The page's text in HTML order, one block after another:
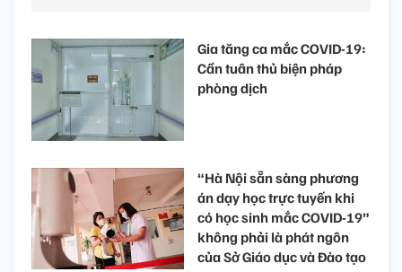
Gia tăng ca mắc COVID-19:
Cần tuân thủ biện pháp
phòng dịch
“Hà Nội sẵn sàng phương
án dạy học trực tuyến khi
có học sinh mắc COVID-19”
không phải là phát ngôn
của Sở Giáo dục và Đào tạo